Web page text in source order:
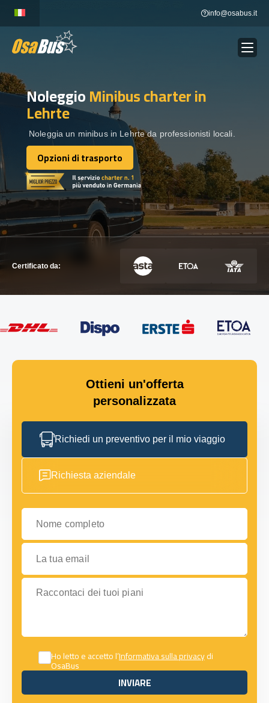
content
info@osabus.it
NOLEGGIO AUTOBUS Show dropdown
DESTINAZIONI
FLOTTA
METTITI IN CONTATTO
METTITI IN CONTATTO
NoleggioMinibus charterin
Lehrte
Noleggia un minibus in Lehrte da professionisti locali.
Opzioni di trasporto
Opzioni di trasporto
Certificato da:
Ottieni un'offerta
personalizzata
Richiedi un preventivo per il mio viaggio
Richiesta aziendale
Nome completo
La tua email
Raccontaci dei tuoi piani
Ho letto e accetto l’Informativa sulla privacydi
OsaBus
INVIARE
INVIARE